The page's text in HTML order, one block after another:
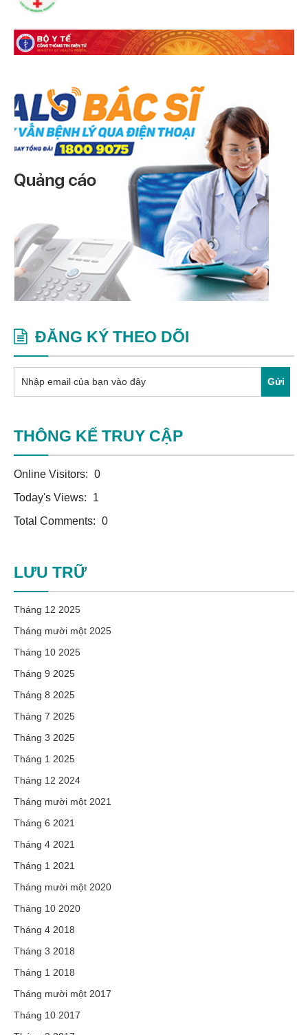
ĐĂNG KÝ THEO DÕI
Gửi
THÔNG KẾ TRUY CẬP
Online Visitors: 0
Today's Views:
1
Total Comments: 0
LƯU TRỮ
Tháng 12 2025
Tháng mười một 2025
Tháng 10 2025
Tháng 9 2025
Tháng 8 2025
Tháng 7 2025
Tháng 3 2025
Tháng 1 2025
Tháng 12 2024
Tháng mười một 2021
Tháng 6 2021
Tháng 4 2021
Tháng 1 2021
Tháng mười một 2020
Tháng 10 2020
Tháng 4 2018
Tháng 3 2018
Tháng 1 2018
Tháng mười một 2017
Tháng 10 2017